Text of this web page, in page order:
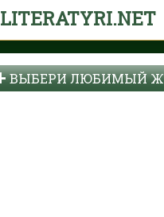
LITERATYRI.NET
ВЫБЕРИ ЛЮБИМЫЙ